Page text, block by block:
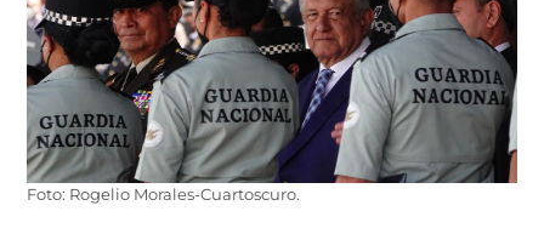
Foto: Rogelio Morales-Cuartoscuro.